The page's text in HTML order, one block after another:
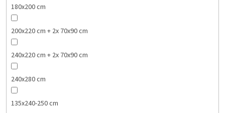
180x200 cm
200x220 cm + 2x 70x90 cm
240x220 cm + 2x 70x90 cm
240x280 cm
135x240-250 cm